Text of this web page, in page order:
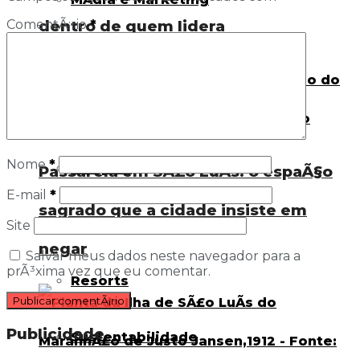
dentro de quem lidera
Passarela em SÃ£o LuÃ­s: o espaÃ§o
sagrado que a cidade insiste em
negar
Resorts
Sustentabilidade
ComentÃ¡rio*
Nome*
E-mail *
Site
Salvar meus dados neste navegador para a
prÃ³xima vez que eu comentar.
Publicidade